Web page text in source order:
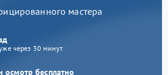
мастера
через 30 минут
осмотр бесплатно